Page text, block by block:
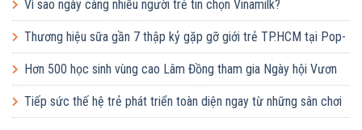
Sữa Quốc tế LOF lãi gấp hơn 7 lần trong quý II/2026
Từ ly sữa đến cơ hội phát triển: Hành trình vun đắp tương lai trẻ
em Việt của Vinamilk
CEO Nestlé Việt Nam kể chuyện hỗ trợ một doanh nghiệp Việt
tăng quy mô gấp 10 lần
Vì sao ngày càng nhiều người trẻ tin chọn Vinamilk?